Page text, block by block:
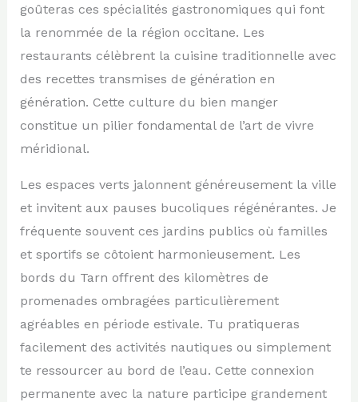
goûteras ces spécialités gastronomiques qui font
la renommée de la région occitane. Les
restaurants célèbrent la cuisine traditionnelle avec
des recettes transmises de génération en
génération. Cette culture du bien manger
constitue un pilier fondamental de l’art de vivre
méridional.
Les espaces verts jalonnent généreusement la ville
et invitent aux pauses bucoliques régénérantes. Je
fréquente souvent ces jardins publics où familles
et sportifs se côtoient harmonieusement. Les
bords du Tarn offrent des kilomètres de
promenades ombragées particulièrement
agréables en période estivale. Tu pratiqueras
facilement des activités nautiques ou simplement
te ressourcer au bord de l’eau. Cette connexion
permanente avec la nature participe grandement